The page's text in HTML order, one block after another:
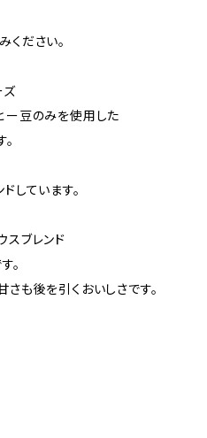
ください。
ズ
ー豆のみを使用した
しています。
スブレンド
。
も後を引くおいしさです。